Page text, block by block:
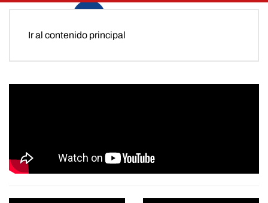
Ir al contenido principal